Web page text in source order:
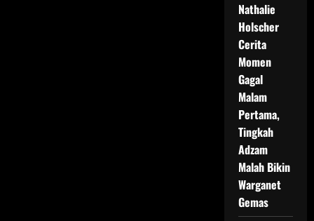
Nathalie
Holscher
Cerita
Momen
Gagal
Malam
Pertama,
Tingkah
Adzam
Malah Bikin
Warganet
Gemas